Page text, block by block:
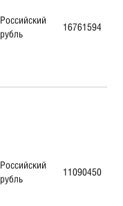
Российский
рубль
16761594
Российский
рубль
11090450